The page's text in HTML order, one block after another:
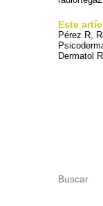
Este
Pérez R,
Dermatol